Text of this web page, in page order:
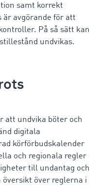
samt korrekt
är avgörande för att
På så sätt kan
undvikas.
att undvika böter och
digitala
körförbudskalender
och regionala regler
till undantag och
över reglerna i